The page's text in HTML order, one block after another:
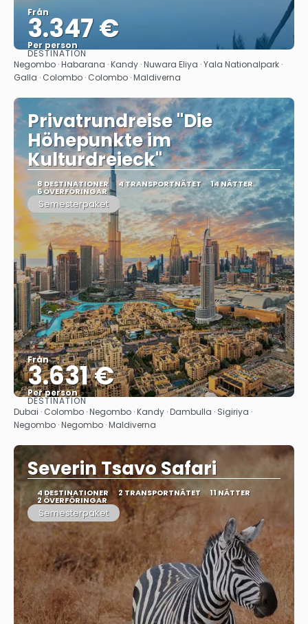
Från
3.347 €
Per person
Se
DESTINATION
Negombo · Habarana · Kandy · Nuwara Eliya · Yala Nationalpark ·
Galla · Colombo · Colombo · Maldiverna
Privatrundreise "Die
Höhepunkte im
Kulturdreieck"
8 DESTINATIONER 4 TRANSPORTNÄTET 14 NÄTTER
6 ÖVERFÖRINGAR
Semesterpaket
Från
3.631 €
Per person
Se
DESTINATION
Dubai · Colombo · Negombo · Kandy · Dambulla · Sigiriya ·
Negombo · Negombo · Maldiverna
Severin Tsavo Safari
4 DESTINATIONER 2 TRANSPORTNÄTET 11 NÄTTER
2 ÖVERFÖRINGAR
Semesterpaket